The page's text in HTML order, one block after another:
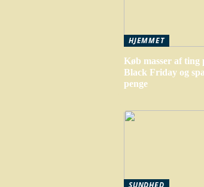
HJEMMET
Køb masser af ting
Black Friday og
penge
SUNDHED